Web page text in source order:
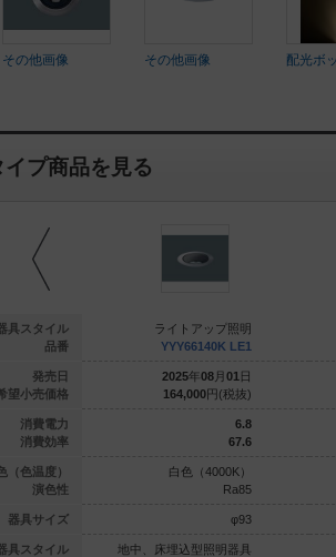
その他画像 その他画像 配光ボ
イプ商品を見る
具スタイル
品番
発売日
望小売価格
消費電力
消費効率
（色温度）
演色性
器具サイズ
具スタイル
明
抜)
14.4
10.4
）
具
ライトアップ照明
YYY66140K LE1
2025年08月 01 日
164,000円(税抜)
6.8
67.6
白色（4000K）
Ra85
φ93
地中、床埋込型照明器具